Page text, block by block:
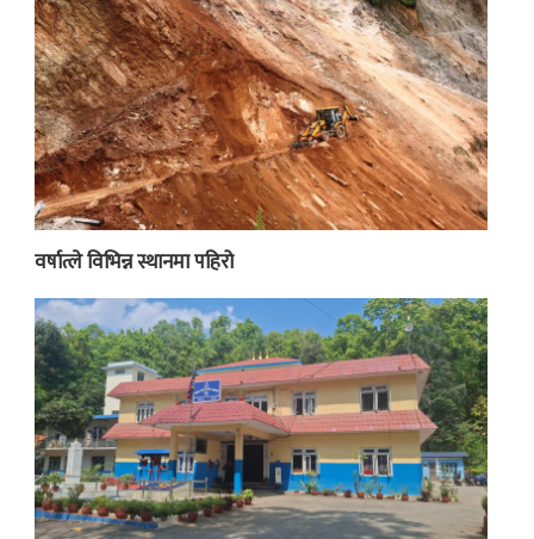
वर्षात्ले विभिन्न स्थानमा पहिरो